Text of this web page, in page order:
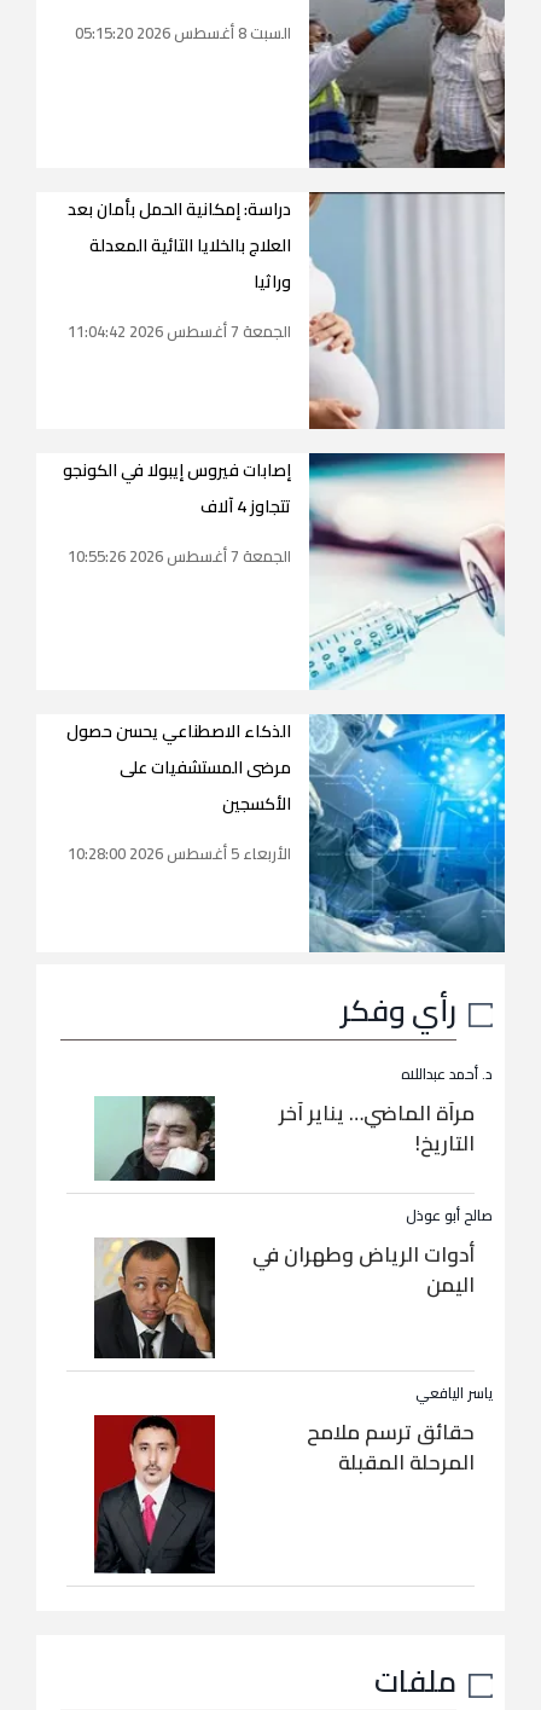
السبت 8 أغسطس 2026 05:15:20
دراسة: إمكانية الحمل بأمان بعد
العلاج بالخلايا التائية المعدلة
وراثيا
الجمعة 7 أغسطس 2026 11:04:42
إصابات فيروس إيبولا في الكونجو
تتجاوز 4 آلاف
الجمعة 7 أغسطس 2026 10:55:26
الذكاء الاصطناعي يحسن حصول
مرضى المستشفيات على
الأكسجين
الأربعاء 5 أغسطس 2026 10:28:00
رأي وفكر
د. أحمد عبداللاه
مرآة الماضي… يناير آخر
التاريخ!
صالح أبو عوذل
أدوات الرياض وطهران في
اليمن
ياسر اليافعي
حقائق ترسم ملامح
المرحلة المقبلة
ملفات